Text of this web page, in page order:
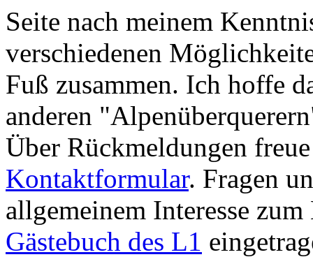
Seite nach meinem
verschiedenen
Fuß zusammen. Ich hoffe
anderen
Über Rückmeldungen
Kontaktformular. Fragen
allgemeinem Interesse
Gästebuch des L1